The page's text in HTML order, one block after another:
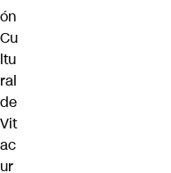
ón
Cu
ltu
ral
de
Vit
ac
ur